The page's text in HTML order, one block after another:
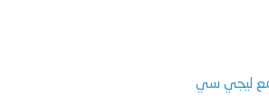
ليجي سي